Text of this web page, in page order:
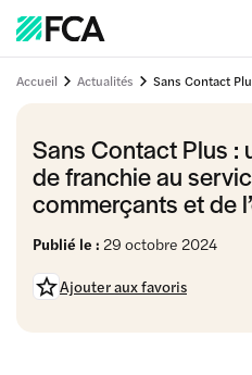
Accueil Actualités
Sans Contact Plus :
de franchie au
commerçants et de
Publié le : 29 octobre 2024
Ajouter aux favoris